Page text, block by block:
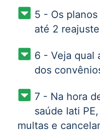
5 - Os
até 2
6 - Veja qual
dos
7 - Na hora
saúde Iati
multas e